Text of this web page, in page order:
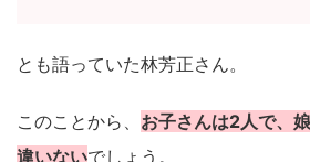
とも語っていた林芳正さん。
このことから、 お子さんは2人で、
違いないでしょう。